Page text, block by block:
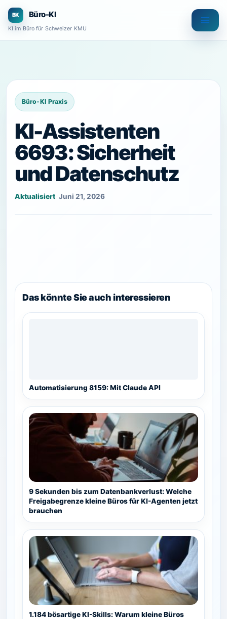
Zum
Inhalt
springen
Büro-KI
KI im Büro für Schweizer KMU
KI-Assistenten
6693: Sicherheit
und Datenschutz
Juni 21, 2026
Das könnte Sie auch interessieren
Automatisierung 8159: Mit Claude API
9 Sekunden bis zum Datenbankverlust: Welche
Freigabegrenze kleine Büros für KI-Agenten jetzt
brauchen
1.184 bösartige KI-Skills: Warum kleine Büros